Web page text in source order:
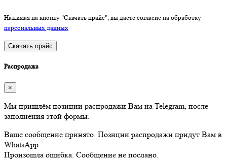
Нажимая на кнопку "Скачать прайс", вы даете согласие на обработку
персональных данных
Скачать прайс
Распродажа
×
Мы пришлём позиции распродажи Вам на Telegram, после
заполнения этой формы.
Ваше сообщение принято. Позиции распродажи придут Вам в
WhatsApp
Произошла ошибка. Сообщение не послано.